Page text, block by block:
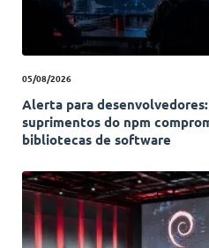
05/08/2026
Alerta para
suprimentos do npm
bibliotecas de software